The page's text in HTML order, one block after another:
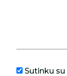
Sutinku su